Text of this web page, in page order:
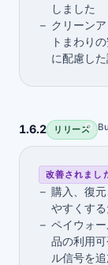
しました
クリーン
トまわり
に配慮し
1.6.2 リリース
改善されまし
購入、復
やすくす
ペイウォ
品の利用
ル信号を